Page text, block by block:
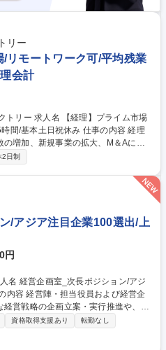
リー
/リモートワーク可/平均残業
会計
プライム市場
日祝休み 仕事の内容 経理
増加、新規事業の拡大、M＆Aによ
連結決算等の業務拡大に伴う増員募
お任せ致します。 ■仕訳入力■請求書
/四半期/年次）■予算及び業績の管理■
監査対応の補助 ※変更の範
日制
/アジア注目企業100選出/上
円
営戦略の企画立案・実行推進や、社
ただける次長クラスを募集します。
案・実行 ■中期経営計画に基づく重
断プロジェクトの企画・統括 ■経営
資格取得支援あり
転勤なし